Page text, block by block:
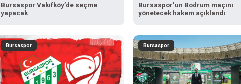
Bursaspor Vakıfköy’de seçme
yapacak
Bursaspor’un Bodrum maçını
yönetecek hakem açıklandı
Bursaspor Bursaspor